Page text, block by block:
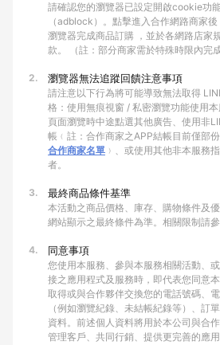
請確認您的瀏覽器已設定開啟cookie功
（adblock）。點擊進入合作網路商家
瀏覽器完成商品訂購 ，並於各網路店家
款。 （註：部分商家需於特殊時限內完
2. 瀏覽器無法追蹤回饋注意事項
請注意以下行為將可能導致無法取得
格：使用無痕視窗 / 私密瀏覽功能使用
頁面瀏覽時中途點選其他廣告、使用非
帳﹙註：合作商家之APP結帳目前僅部
合作商家名單 ﹚、或使用其他非本服務
者。
3. 最終商品條件基準
本活動之商品價格、庫存、購物條件及
網站顯示之最終條件為準。相關限制請
4. 同意事項
您使用本服務、參與本服務相關活動、
接之應用程式及服務時，即代表您同意
取得或與合作夥伴交換您的電話號碼、
（例如瀏覽紀錄、未結帳紀錄等）、訂
資料。前述個人資料將用於本公司與合
管理客戶、共同行銷、提供更完善的應